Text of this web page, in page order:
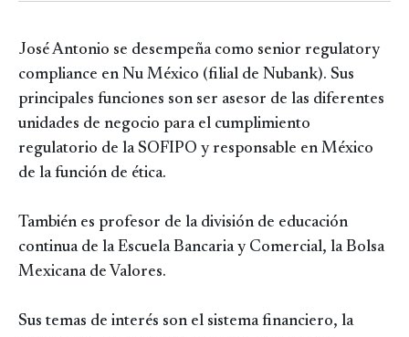
José Antonio se desempeña como senior regulatory
compliance en Nu México (filial de Nubank). Sus
principales funciones son ser asesor de las diferentes
unidades de negocio para el cumplimiento
regulatorio de la SOFIPO y responsable en México
de la función de ética.
También es profesor de la división de educación
continua de la Escuela Bancaria y Comercial, la Bolsa
Mexicana de Valores.
Sus temas de interés son el sistema financiero, la